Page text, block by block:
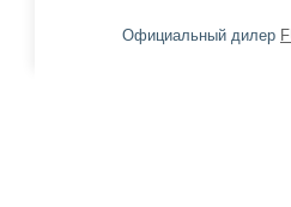
Официальный дилер